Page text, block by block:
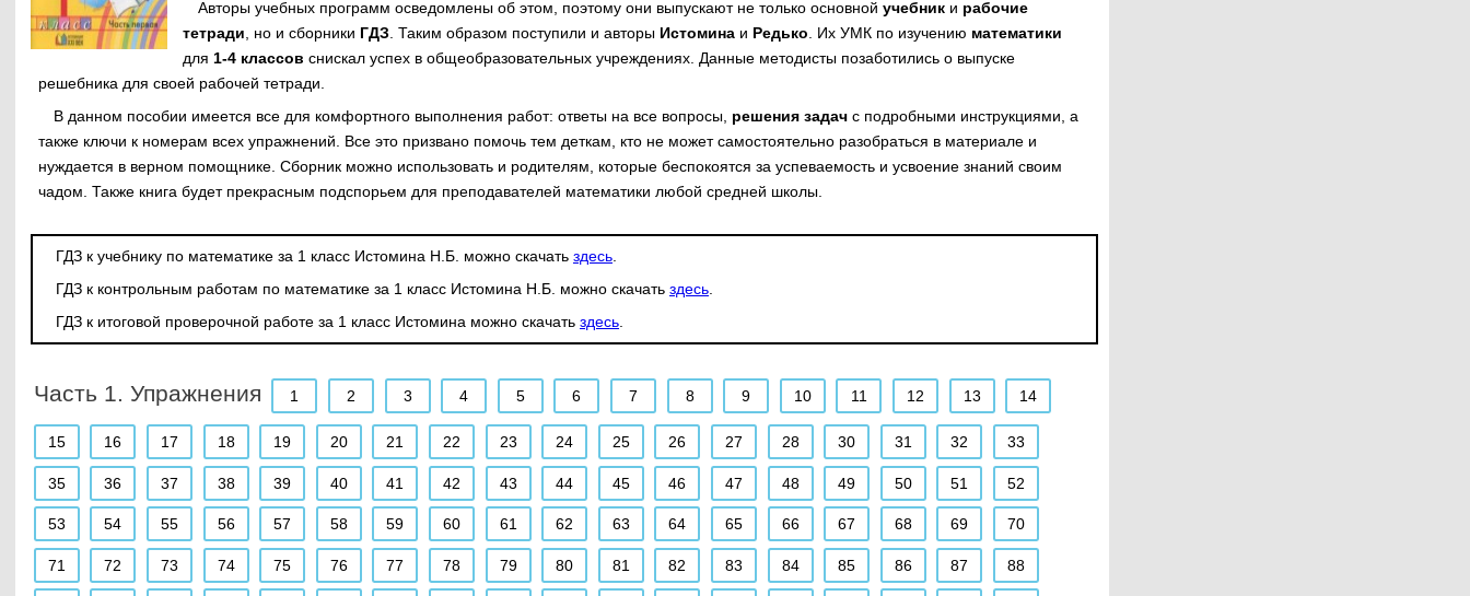
Авторы учебных программ осведомлены об этом, поэтому они выпускают не только основной учебник и рабочие
тетради , но и сборники ГДЗ . Таким образом поступили и авторы Истомина и Редько . Их УМК по изучению математики
для 1-4 классов снискал успех в общеобразовательных учреждениях. Данные методисты позаботились о выпуске
решебника для своей рабочей тетради.
В данном пособии имеется все для комфортного выполнения работ: ответы на все вопросы, решения задач с подробными инструкциями, а
также ключи к номерам всех упражнений. Все это призвано помочь тем деткам, кто не может самостоятельно разобраться в материале и
нуждается в верном помощнике. Сборник можно использовать и родителям, которые беспокоятся за успеваемость и усвоение знаний своим
чадом. Также книга будет прекрасным подспорьем для преподавателей математики любой средней школы.
ГДЗ к учебнику по математике за 1 класс Истомина Н.Б. можно скачать здесь
ГДЗ к контрольным работам по математике за 1 класс Истомина Н.Б. можно скачать здесь
ГДЗ к итоговой проверочной работе за 1 класс Истомина можно скачать здесь
Часть 1. Упражнения 1 2 3 4 5 6 7 8 9 10 11 12 13 14
15 16 17 18 19 20 21 22 23 24 25 26 27 28 30 31 32 33
35 36 37 38 39 40 41 42 43 44 45 46 47 48 49 50 51 52
53 54 55 56 57 58 59 60 61 62 63 64 65 66 67 68 69 70
71 72 73 74 75 76 77 78 79 80 81 82 83 84 85 86 87 88